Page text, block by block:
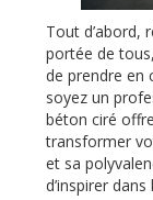
Tout d’abord,
portée de
de prendre en
soyez un
béton ciré
transformer
et sa
d’inspirer